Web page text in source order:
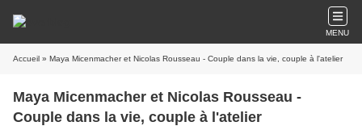
MENU
Accueil » Maya Micenmacher et Nicolas Rousseau - Couple dans la vie, couple à l'atelier
Maya Micenmacher et Nicolas Rousseau -
Couple dans la vie, couple à l'atelier